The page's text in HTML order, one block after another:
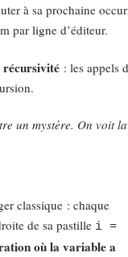
à sa prochaine
par ligne d’éditeur.
: les appels
un mystère. On voit
classique : chaque
de sa pastille i =
où la variable a